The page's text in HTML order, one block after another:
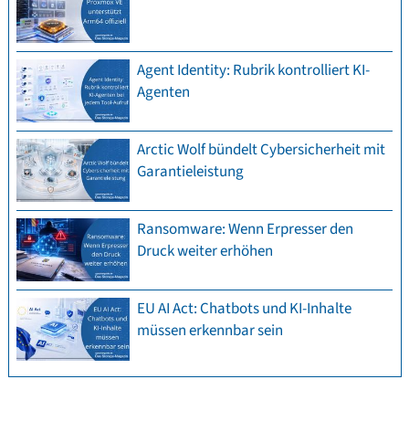
Agent Identity: Rubrik kontrolliert KI-
Agenten
Arctic Wolf bündelt Cybersicherheit mit
Garantieleistung
Ransomware: Wenn Erpresser den
Druck weiter erhöhen
EU AI Act: Chatbots und KI-Inhalte
müssen erkennbar sein